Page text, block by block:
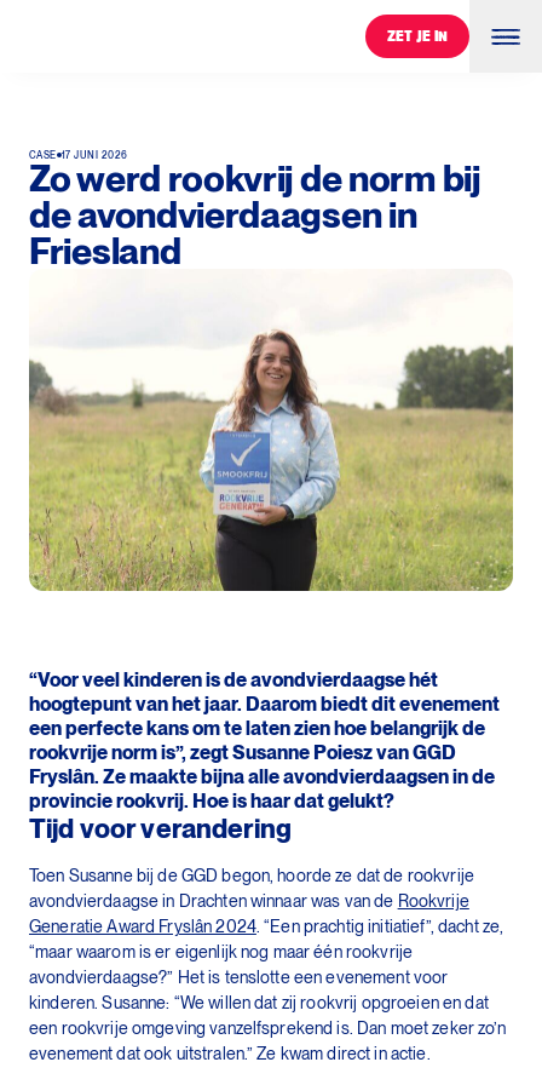
ZET JE IN
CASE 17 JUNI 2026
Zo werd rookvrij de norm bij
de avondvierdaagsen in
Friesland
“Voor veel kinderen is de avondvierdaagse hét
hoogtepunt van het jaar. Daarom biedt dit evenement
een perfecte kans om te laten zien hoe belangrijk de
rookvrije norm is”, zegt Susanne Poiesz van GGD
Fryslân. Ze maakte bijna alle avondvierdaagsen in de
provincie rookvrij. Hoe is haar dat gelukt?
Tijd voor verandering
Toen Susanne bij de GGD begon, hoorde ze dat de rookvrije
avondvierdaagse in Drachten winnaar was van de Rookvrije
Generatie Award Fryslân 2024. “Een prachtig initiatief”, dacht ze,
“maar waarom is er eigenlijk nog maar één rookvrije
avondvierdaagse?” Het is tenslotte een evenement voor
kinderen. Susanne: “We willen dat zij rookvrij opgroeien en dat
een rookvrije omgeving vanzelfsprekend is. Dan moet zeker zo’n
evenement dat ook uitstralen.” Ze kwam direct in actie.